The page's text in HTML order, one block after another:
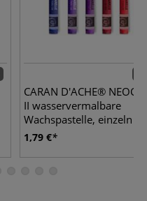
CARAN D'ACHE®
II wasservermalbare
Wachspastelle, einzeln
1,79 €